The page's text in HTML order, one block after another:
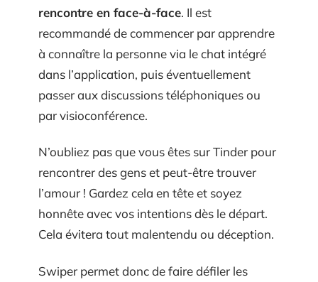
rencontre en face-à-face. Il est
recommandé de commencer par apprendre
à connaître la personne via le chat intégré
dans l’application, puis éventuellement
passer aux discussions téléphoniques ou
par visioconférence.
N’oubliez pas que vous êtes sur Tinder pour
rencontrer des gens et peut-être trouver
l’amour ! Gardez cela en tête et soyez
honnête avec vos intentions dès le départ.
Cela évitera tout malentendu ou déception.
Swiper permet donc de faire défiler les